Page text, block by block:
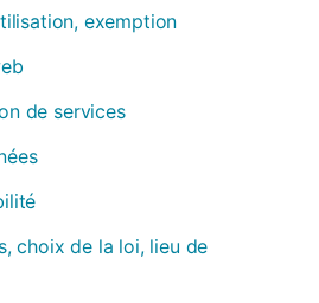
exemption
de services
choix de la loi, lieu de